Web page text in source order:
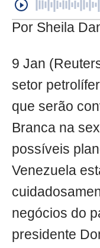
Por Sheila
9 Jan
setor
que serão
Branca na
possíveis
Venezuela
negócios do
presidente